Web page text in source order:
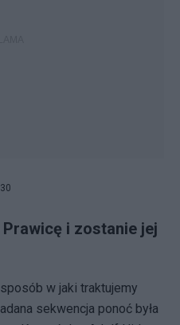
i zostanie jej
w jaki traktujemy
sekwencja ponoć była